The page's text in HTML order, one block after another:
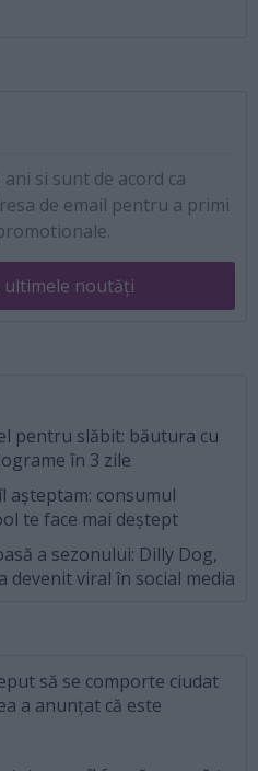
si sunt de acord ca
de email pentru a primi
ultimele noutăți
pentru slăbit: băutura cu
în 3 zile
așteptam: consumul
te face mai deștept
a sezonului: Dilly Dog,
devenit viral în social media
să se comporte ciudat
a anunțat că este